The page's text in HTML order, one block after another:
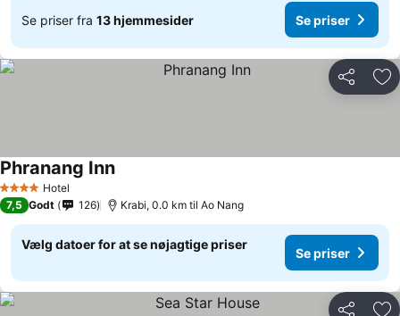
Se priser fra 13 hjemmesider Se priser
Del
4 StjernerHotel
Phranang Inn
7,5 Godt 126 Krabi, 0.0 km til Ao Nang
Vælg datoer for at se nøjagtige priser
Se priser